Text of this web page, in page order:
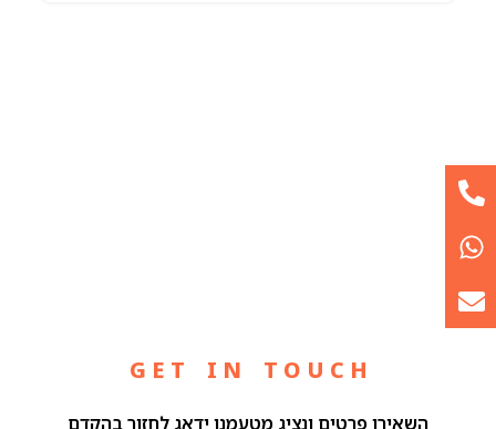
G E T I N T O U C H
השאירו פרטים ונציג מטעמנו ידאג לחזור בהקדם